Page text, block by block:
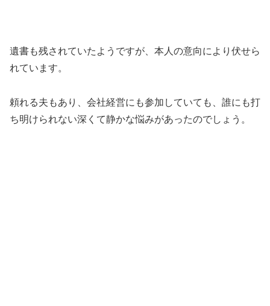
遺書も残されていたようですが、本人の意向により伏せら
れています。
頼れる夫もあり、会社経営にも参加していても、誰にも打
ち明けられない深くて静かな悩みがあったのでしょう。